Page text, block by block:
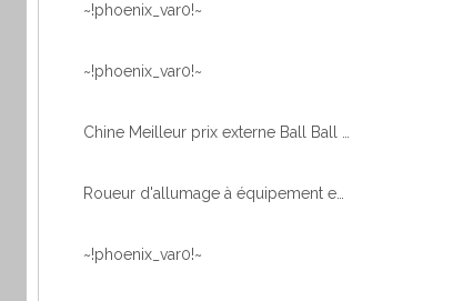
~!phoenix_var0!~
~!phoenix_var0!~
~!phoenix_var0!~